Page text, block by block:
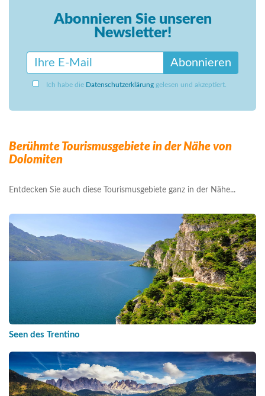
Abonnieren Sie unseren
Newsletter!
Abonnieren
Ich habe die Datenschutzerklärung gelesen und akzeptiert.
Berühmte Tourismusgebiete in der Nähe von
Dolomiten
Entdecken Sie auch diese Tourismusgebiete ganz in der Nähe...
Seen des Trentino